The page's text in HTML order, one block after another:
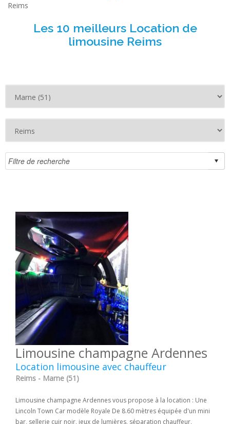
Reims
Les 10 meilleurs Location de
limousine Reims
Limousine champagne Ardennes
Location limousine avec chauffeur
Reims - Marne (51)
Limousine champagne Ardennes vous propose à la location : Une
Lincoln Town Car modèle Royale De 8.60 mètres équipée d'un mini
bar, sellerie cuir noir, jeux de lumières, séparation chauffeur,